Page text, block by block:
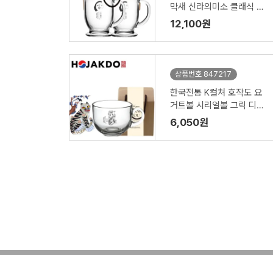
막새 신라의미소 클래식 글
라스 머그컵 440ml 2P 기
프팅
12,100원
상품번호 847217
한국전통 K컬쳐 호작도 요
거트볼 시리얼볼 그릭 디저
트 머그컵 470ml 1P 기프
팅
6,050원